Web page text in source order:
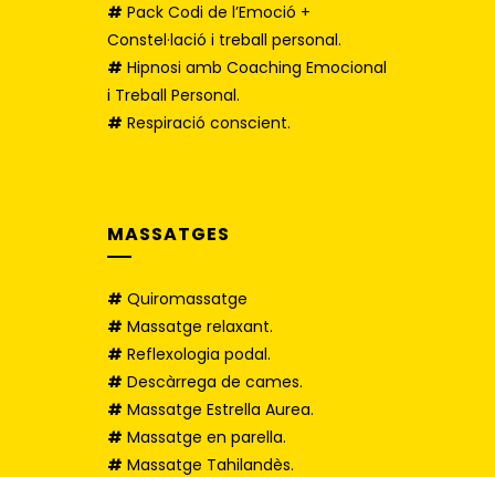
# Pack Codi de l’Emoció +
Constel·lació i treball personal.
# Hipnosi amb Coaching Emocional
i Treball Personal.
# Respiració conscient.
MASSATGES
# Quiromassatge
# Massatge relaxant.
# Reflexologia podal.
# Descàrrega de cames.
# Massatge Estrella Aurea.
# Massatge en parella.
# Massatge Tahilandès.